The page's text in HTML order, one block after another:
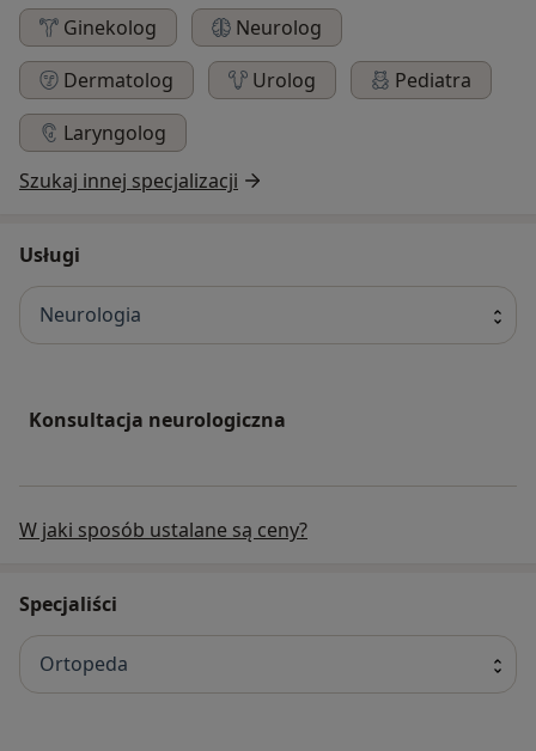
Ginekolog
Neurolog
Dermatolog
Urolog
Pediatra
Laryngolog
Szukaj innej specjalizacji
Usługi
Neurologia
Konsultacja neurologiczna
W jaki sposób ustalane są ceny?
Specjaliści
Ortopeda